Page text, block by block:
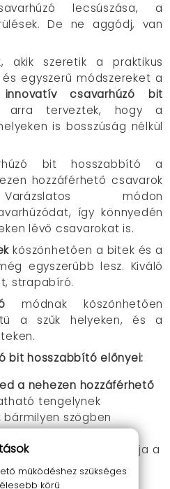
lecsúszása, a
De ne aggódj, van
akik szeretik a praktikus
egyszerű módszereket a
innovatív csavarhúzó bit
arra terveztek, hogy a
is bosszúság nélkül
bit hosszabbító a
hozzáférhető csavarok
módon
így könnyedén
lévő csavarokat is.
köszönhetően a bitek és a
egyszerűbb lesz. Kiváló
strapabíró.
módnak köszönhetően
a szűk helyeken, és a
bit hosszabbító előnyei:
a nehezen hozzáférhető
tengelynek
szögben
A bittartó szorosan tartja a
tudsz dolgozni.
A mágnes
működéshez szükséges
körű